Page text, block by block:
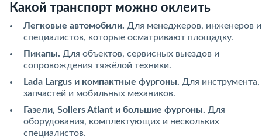
Какой транспорт можно оклеить
Легковые автомобили. Для менеджеров, инженеров и
специалистов, которые осматривают площадку.
Пикапы. Для объектов, сервисных выездов и
сопровождения тяжёлой техники.
Lada Largus и компактные фургоны. Для инструмента,
запчастей и мобильных механиков.
Газели, Sollers Atlant и большие фургоны. Для
оборудования, комплектующих и нескольких
специалистов.